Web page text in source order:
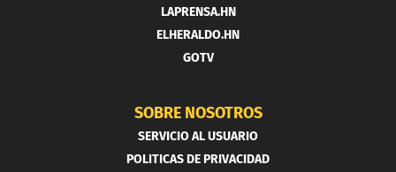
LAPRENSA.HN
ELHERALDO.HN
GOTV
SOBRE NOSOTROS
SERVICIO AL USUARIO
POLITICAS DE PRIVACIDAD